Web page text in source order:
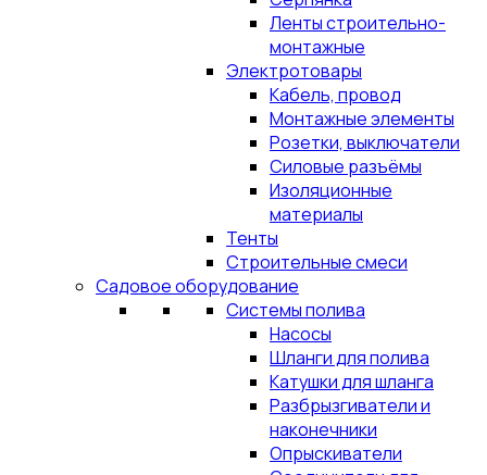
Ленты строительно-
монтажные
Электротовары
Кабель, провод
Монтажные элементы
Розетки, выключатели
Силовые разъёмы
Изоляционные
материалы
Тенты
Строительные смеси
Садовое оборудование
Системы полива
Насосы
Шланги для полива
Катушки для шланга
Разбрызгиватели и
наконечники
Опрыскиватели